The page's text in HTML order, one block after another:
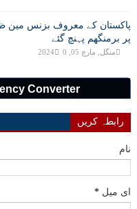
پاکستان کے معروف بزنس مین
پر برمنگھم پہنچ گئے
منگل, مارچ 05, 2024 0
Converter
رابطہ کریں
نام
ای میل *